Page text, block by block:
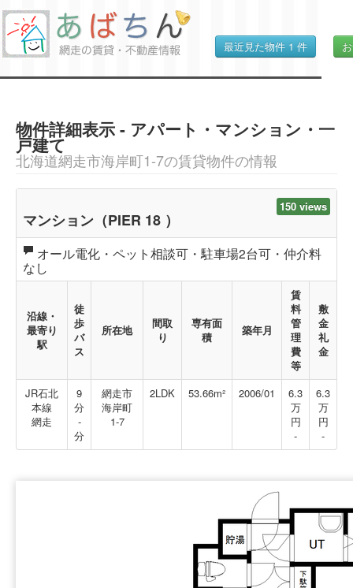
最近見た物件 1 件
物件詳細表示 - アパート・マンション・一
戸建て
北海道網走市海岸町1-7の賃貸物件の情報
150 views
マンション（PIER 18 ）
オール電化・ペット相談可・駐車場2台可・仲介料
なし
沿線・
最寄り
駅
徒
歩
バ
ス
所在地
間取
り
専有面
積
築年月
賃
料
管
理
費
等
敷
金
礼
金
JR石北
本線
網走
9
分
-
分
網走市
海岸町
1-7
2LDK 53.66m² 2006/01
6.3
万
円
-
6.3
万
円
-